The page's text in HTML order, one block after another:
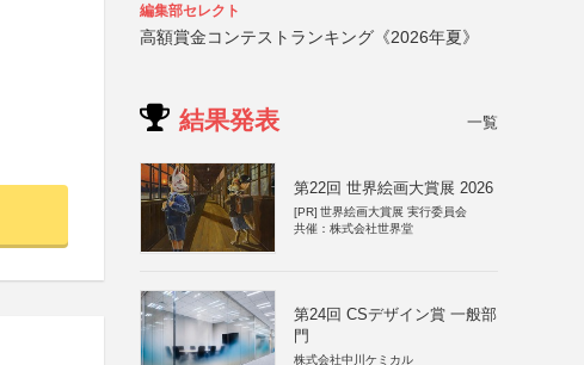
編集部セレクト
高額賞金コンテストランキング《2026年夏》
結果発表 一覧
第22回 世界絵画大賞展 2026
[PR] 世界絵画大賞展 実行委員会
共催：株式会社世界堂
第24回 CSデザイン賞 一般部
門
株式会社中川ケミカル